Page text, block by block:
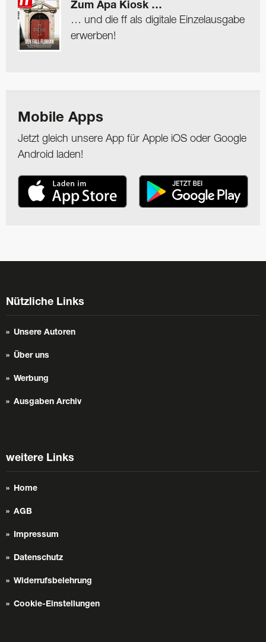
Zum Apa Kiosk …
… und die ff als digitale Einzelausgabe
erwerben!
Mobile Apps
Jetzt gleich unsere App für Apple iOS oder Google
Android laden!
Nützliche Links
Unsere Autoren
Über uns
Werbung
Ausgaben Archiv
weitere Links
Home
AGB
Impressum
Datenschutz
Widerrufsbelehrung
Cookie-Einstellungen